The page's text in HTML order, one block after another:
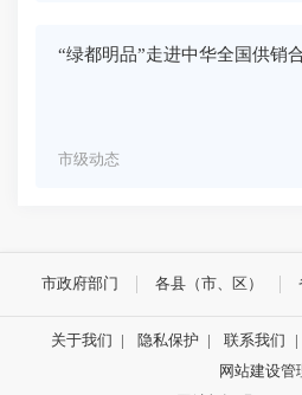
“绿都明品”走进中华全国供销
市级动态
市政府部门 各县（市、区）
关于我们 | 隐私保护 | 联系我们 |
网站建设管